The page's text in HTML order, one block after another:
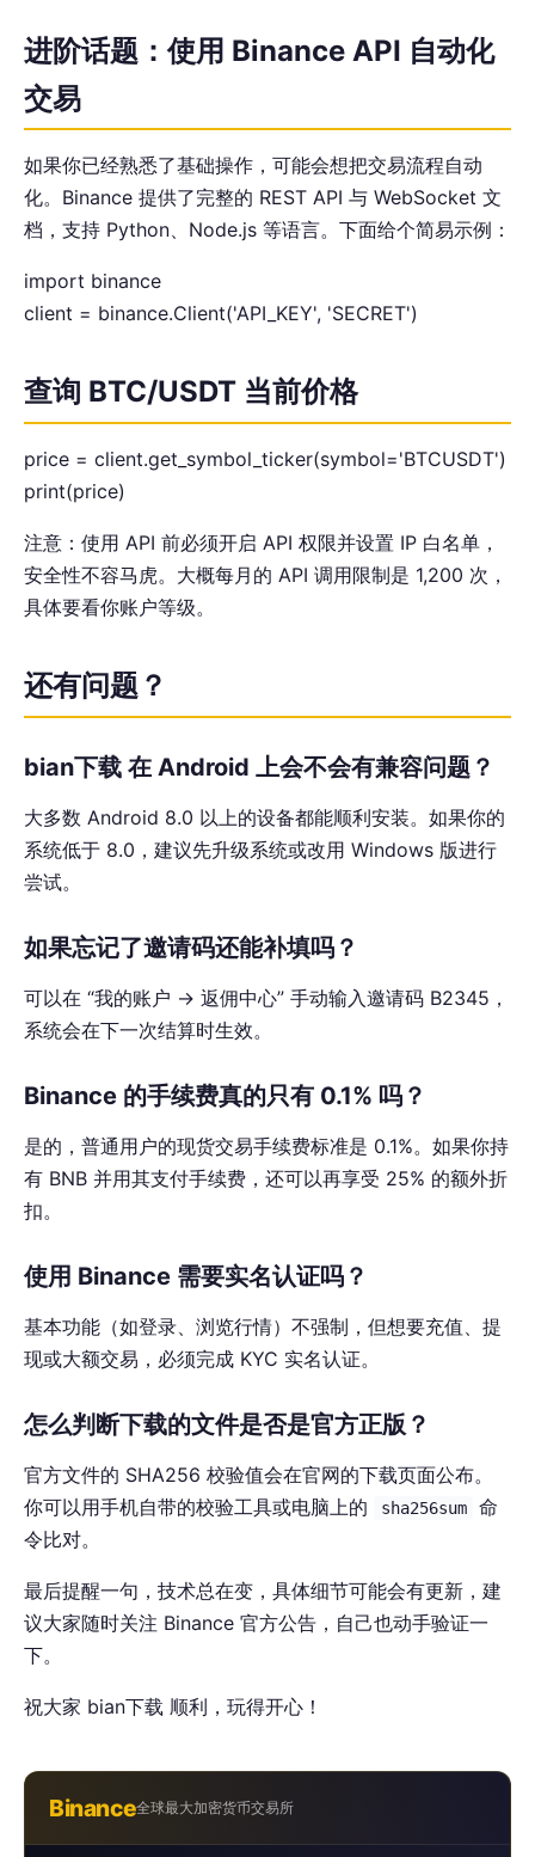
进阶话题：使用 Binance API 自动化
交易
如果你已经熟悉了基础操作，可能会想把交易流程自动
化。Binance 提供了完整的 REST API 与 WebSocket 文
档，支持 Python、Node.js 等语言。下面给个简易示例：
import binance
client = binance.Client('API_KEY', 'SECRET')
查询 BTC/USDT 当前价格
price = client.get_symbol_ticker(symbol='BTCUSDT')
print(price)
注意：使用 API 前必须开启 API 权限并设置 IP 白名单，
安全性不容马虎。大概每月的 API 调用限制是 1,200 次，
具体要看你账户等级。
还有问题？
bian下载 在 Android 上会不会有兼容问题？
大多数 Android 8.0 以上的设备都能顺利安装。如果你的
系统低于 8.0，建议先升级系统或改用 Windows 版进行
尝试。
如果忘记了邀请码还能补填吗？
可以在 “我的账户 → 返佣中心” 手动输入邀请码 B2345，
系统会在下一次结算时生效。
Binance 的手续费真的只有 0.1% 吗？
是的，普通用户的现货交易手续费标准是 0.1%。如果你持
有 BNB 并用其支付手续费，还可以再享受 25% 的额外折
扣。
使用 Binance 需要实名认证吗？
基本功能（如登录、浏览行情）不强制，但想要充值、提
现或大额交易，必须完成 KYC 实名认证。
怎么判断下载的文件是否是官方正版？
官方文件的 SHA256 校验值会在官网的下载页面公布。
你可以用手机自带的校验工具或电脑上的
sha256sum
命
令比对。
最后提醒一句，技术总在变，具体细节可能会有更新，建
议大家随时关注 Binance 官方公告，自己也动手验证一
下。
祝大家 bian下载 顺利，玩得开心！
Binance全球最大加密货币交易所